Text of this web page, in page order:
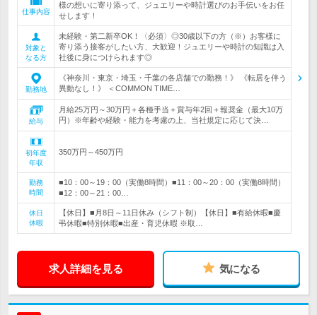
仕事内容
様の想いに寄り添って、ジュエリーや時計選びのお手伝いをお任
せします！
対象と
なる方
未経験・第二新卒OK！〈必須〉◎30歳以下の方（※）お客様に
寄り添う接客がしたい方、大歓迎！ジュエリーや時計の知識は入
社後に身につけられます◎
勤務地
《神奈川・東京・埼玉・千葉の各店舗での勤務！》 《転居を伴う
異動なし！》 ＜COMMON TIME…
給与
月給25万円～30万円＋各種手当＋賞与年2回＋報奨金（最大10万
円）※年齢や経験・能力を考慮の上、当社規定に応じて決…
初年度
年収
350万円～450万円
勤務
時間
■10：00～19：00（実働8時間）■11：00～20：00（実働8時間）
■12：00～21：00…
休日
休暇
【休日】■月8日～11日休み（シフト制）【休日】■有給休暇■慶
弔休暇■特別休暇■出産・育児休暇 ※取…
求人詳細を見る 気になる